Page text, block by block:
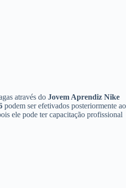
através do Jovem Aprendiz Nike
podem ser efetivados posteriormente ao
ele pode ter capacitação profissional